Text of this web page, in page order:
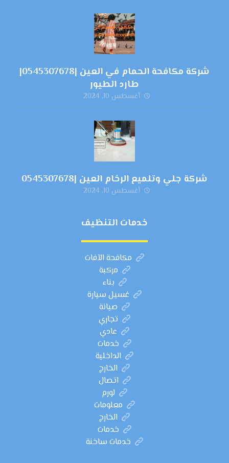
شركة مكافحة الحمام في العين |0545307678|
طارد الطيور
أغسطس 10, 2024
شركة جلي وتلميع الرخام العين |0545307678
أغسطس 10, 2024
خدمات التنظيف
مكافحة الآفات
مركبة
بناء
غسيل سيارة
صيانة
تجاري
عادي
خدمات
الداخلية
الخارج
اتصال
لورم
معلومات
الخارج
خدمات
خدمات ساخنة